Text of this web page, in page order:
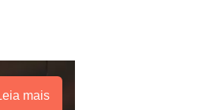
mais